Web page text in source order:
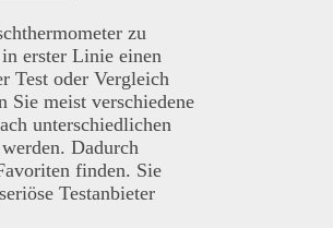
zu
erster Linie einen
Test oder Vergleich
Sie meist verschiedene
unterschiedlichen
Dadurch
finden. Sie
Testanbieter